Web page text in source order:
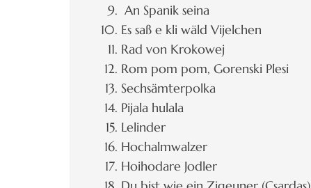
An Spanik seina
Es saß e kli wäld Vijelchen
Rad von Krokowej
Rom pom pom, Gorenski Plesi
Sechsämterpolka
Pijala hulala
Lelinder
Hochalmwalzer
Hoihodare Jodler